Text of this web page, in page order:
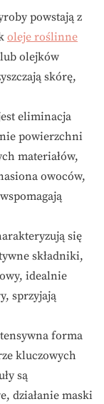
powstają z
oleje roślinne
lub olejków
skórę,
eliminacja
powierzchni
materiałów,
owoców,
się
składniki,
idealnie
sprzyjają
forma
kluczowych
są
działanie maski